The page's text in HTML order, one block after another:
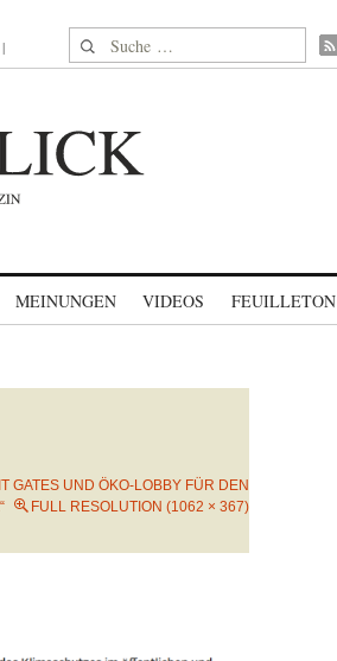
Suche nach:
MEINUNGEN VIDEOS FEUILLETON
GATES UND ÖKO-LOBBY FÜR DEN
FULL RESOLUTION (1062 × 367)